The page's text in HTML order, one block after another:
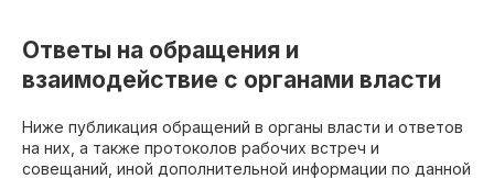
Ответы на обращения и
взаимодействие с органами власти
Ниже публикация обращений в органы власти и ответов
на них, а также протоколов рабочих встреч и
совещаний, иной дополнительной информации по данной